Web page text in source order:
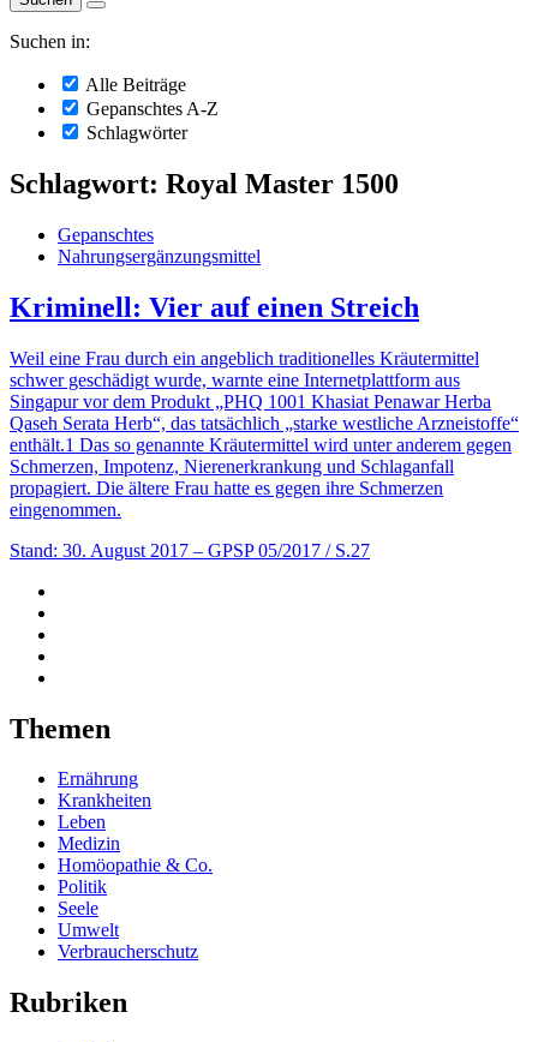
Suchen in:
Alle Beiträge
Gepanschtes A-Z
Schlagwörter
Schlagwort: Royal Master 1500
Gepanschtes
Nahrungsergänzungsmittel
Kriminell: Vier auf einen Streich
Weil eine Frau durch ein angeblich traditionelles Kräutermittel
schwer geschädigt wurde, warnte eine Internetplattform aus
Singapur vor dem Produkt „PHQ 1001 Khasiat Penawar Herba
Qaseh Serata Herb“, das tatsächlich „starke westliche Arzneistoffe“
enthält.1 Das so genannte Kräutermittel wird unter anderem gegen
Schmerzen, Impotenz, Nierenerkrankung und Schlaganfall
propagiert. Die ältere Frau hatte es gegen ihre Schmerzen
eingenommen.
Stand: 30. August 2017 – GPSP 05/2017 / S.27
Themen
Ernährung
Krankheiten
Leben
Medizin
Homöopathie & Co.
Politik
Seele
Umwelt
Verbraucherschutz
Rubriken